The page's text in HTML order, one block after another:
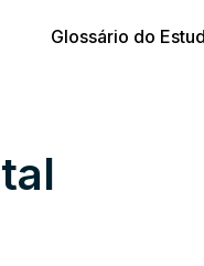
Glossário do